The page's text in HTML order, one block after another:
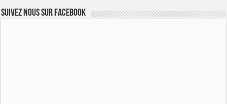
Suivez nous sur Facebook